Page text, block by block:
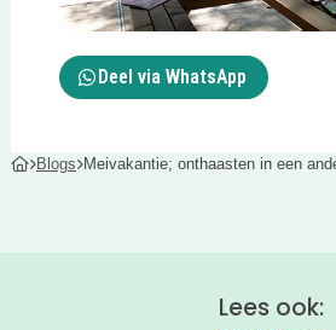
Deel via WhatsApp
Blogs Meivakantie; onthaasten in een
Lees ook: